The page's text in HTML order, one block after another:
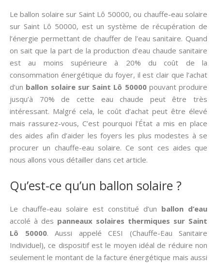
Le ballon solaire sur Saint Lô 50000, ou chauffe-eau solaire
sur Saint Lô 50000, est un système de récupération de
l’énergie permettant de chauffer de l’eau sanitaire. Quand
on sait que la part de la production d’eau chaude sanitaire
est au moins supérieure à 20% du coût de la
consommation énergétique du foyer, il est clair que l’achat
d’un ballon solaire sur Saint Lô 50000pouvant produire
jusqu’à 70% de cette eau chaude peut être très
intéressant. Malgré cela, le coût d’achat peut être élevé
mais rassurez-vous, C’est pourquoi l’État a mis en place
des aides afin d’aider les foyers les plus modestes à se
procurer un chauffe-eau solaire. Ce sont ces aides que
nous allons vous détailler dans cet article.
Qu’est-ce qu’un ballon solaire ?
Le chauffe-eau solaire est constitué d’un ballon d’eau
accolé à des panneaux solaires thermiques sur Saint
Lô 50000. Aussi appelé CESI (Chauffe-Eau Sanitaire
Individuel), ce dispositif est le moyen idéal de réduire non
seulement le montant de la facture énergétique mais aussi